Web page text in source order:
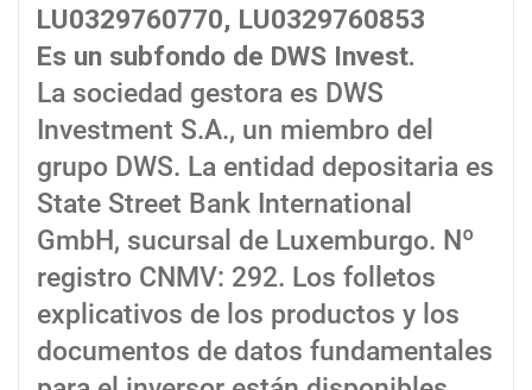
LU0329760770, LU0329760853
Es un subfondo de DWS Invest.
La sociedad gestora es DWS
Investment S.A., un miembro del
grupo DWS. La entidad depositaria es
State Street Bank International
GmbH, sucursal de Luxemburgo. Nº
registro CNMV: 292. Los folletos
explicativos de los productos y los
documentos de datos fundamentales